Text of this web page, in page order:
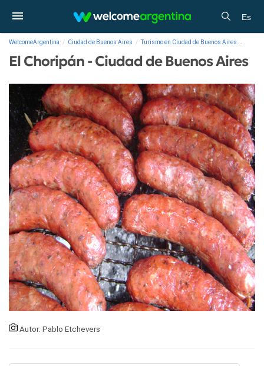
Es
WelcomeArgentina Ciudad de Buenos Aires Turismo en Ciudad de Buenos Aires
El Choripán - Ciudad de Buenos Aires
Autor: Pablo Etchevers